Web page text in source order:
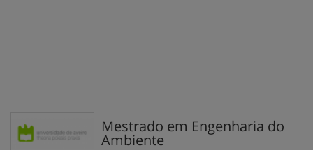
Mestrado em Engenharia do
Ambiente